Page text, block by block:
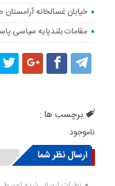
خیابان غسالخانه
مقامات بلندپایه سیاسی
برچسب ها :
ناموجود
ارسال نظر شما
انتشار یافته : ۰